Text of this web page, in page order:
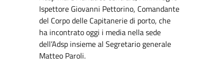
Ispettore Giovanni Pettorino, Comandante
del Corpo delle Capitanerie di porto, che
ha incontrato oggi i media nella sede
dell’Adsp insieme al Segretario generale
Matteo Paroli.